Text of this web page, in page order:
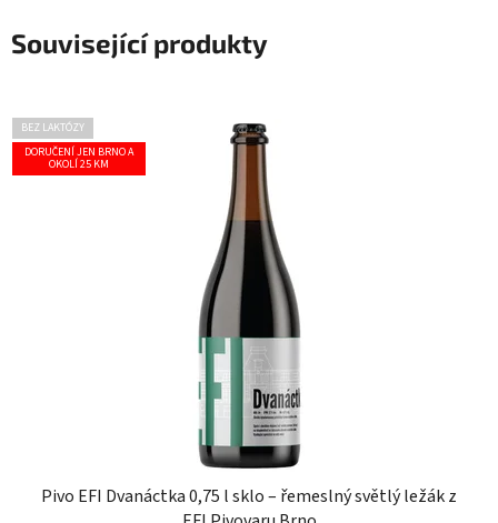
Související produkty
BEZ LAKTÓZY
DORUČENÍ JEN BRNO A
OKOLÍ 25 KM
Pivo EFI Dvanáctka 0,75 l sklo – řemeslný světlý ležák z